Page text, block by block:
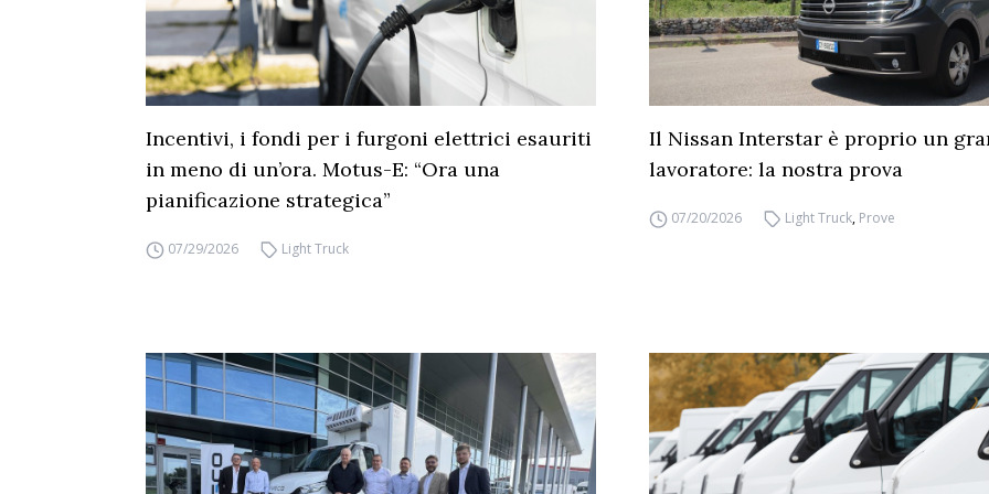
Incentivi, i fondi per i furgoni elettrici esauriti
in meno di un’ora. Motus-E: “Ora una
pianificazione strategica”
07/29/2026 Light Truck
Il Nissan Interstar è proprio un
lavoratore: la nostra prova
07/20/2026 Light Truck, Prove